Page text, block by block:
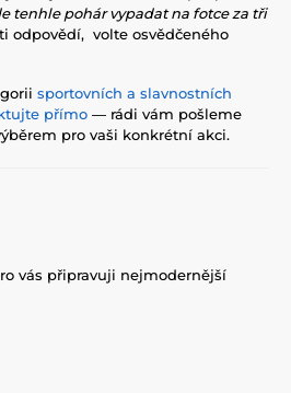
tenhle pohár vypadat na fotce za tři
odpovědí, volte osvědčeného
sportovních a slavnostních
přímo — rádi vám pošleme
pro vaši konkrétní akci.
vás připravuji nejmodernější